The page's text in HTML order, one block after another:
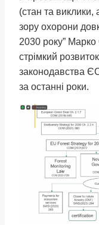
(стан та виклики,
зору охорони
2030 року” Марко
стрімкий
законодавства
за останні роки.